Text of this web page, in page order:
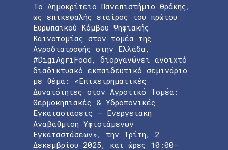
Το Δημοκρίτειο Πανεπιστήμιο Θράκης,
ως επικεφαλής εταίρος του πρώτου
Ευρωπαϊκού Κόμβου Ψηφιακής
Καινοτομίας στον τομέα της
Αγροδιατροφής στην Ελλάδα,
#DigiAgriFood, διοργανώνει ανοιχτό
διαδικτυακό εκπαιδευτικό σεμινάριο
με θέμα: «Επιχειρηματικές
Δυνατότητες στον Αγροτικό Τομέα:
Θερμοκηπιακές & Υδροπονικές
Εγκαταστάσεις – Ενεργειακή
Αναβάθμιση Υφιστάμενων
Εγκαταστάσεων», την Τρίτη, 2
Δεκεμβρίου 2025, και ώρες 10:00–